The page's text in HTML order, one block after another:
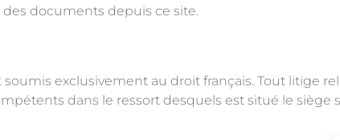
documents depuis ce site.
exclusivement au droit français. Tout litige
dans le ressort desquels est situé le siège